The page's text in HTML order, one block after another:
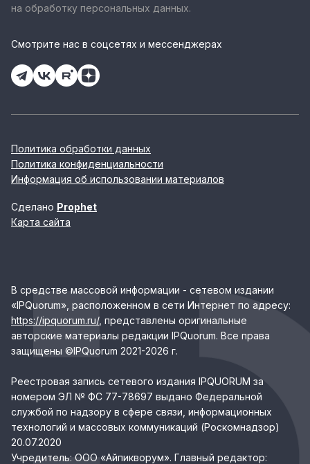
на обработку персональных данных.
Смотрите нас в соцсетях и мессенджерах
Политика обработки данных
Политика конфиденциальности
Информация об использовании материалов
Сделано Prophet
Карта сайта
В средстве массовой информации - сетевом издании
«IPQuorum», расположенном в сети Интернет по адресу:
https://ipquorum.ru/, представлены оригинальные
авторские материалы редакции IPQuorum. Все права
защищены ©IPQuorum 2021-2026 г.
Реестровая запись сетевого издания IPQUORUM за
номером ЭЛ № ФС 77-78697 выдано Федеральной
службой по надзору в сфере связи, информационных
технологий и массовых коммуникаций (Роскомнадзор)
20.07.2020
Учредитель: ООО «Айпикворум». Главный редактор: